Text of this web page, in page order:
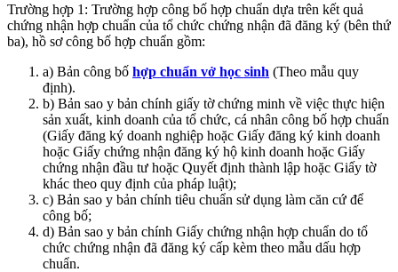
Trường hợp 1: Trường hợp công bố hợp chuẩn dựa trên kết quả
chứng nhận hợp chuẩn của tổ chức chứng nhận đã đăng ký (bên thứ
ba), hồ sơ công bố hợp chuẩn gồm:
a) Bản công bố hợp chuẩn vở học sinh (Theo mẫu quy
định).
b) Bản sao y bản chính giấy tờ chứng minh về việc thực hiện
sản xuất, kinh doanh của tổ chức, cá nhân công bố hợp chuẩn
(Giấy đăng ký doanh nghiệp hoặc Giấy đăng ký kinh doanh
hoặc Giấy chứng nhận đăng ký hộ kinh doanh hoặc Giấy
chứng nhận đầu tư hoặc Quyết định thành lập hoặc Giấy tờ
khác theo quy định của pháp luật);
c) Bản sao y bản chính tiêu chuẩn sử dụng làm căn cứ để
công bố;
d) Bản sao y bản chính Giấy chứng nhận hợp chuẩn do tổ
chức chứng nhận đã đăng ký cấp kèm theo mẫu dấu hợp
chuẩn.